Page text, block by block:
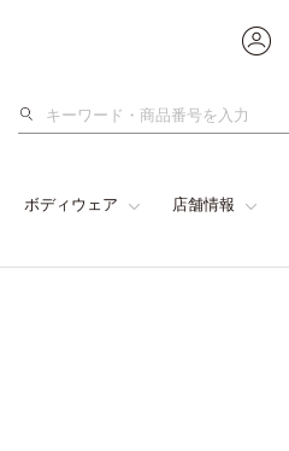
検
ボディウェア 店舗情報